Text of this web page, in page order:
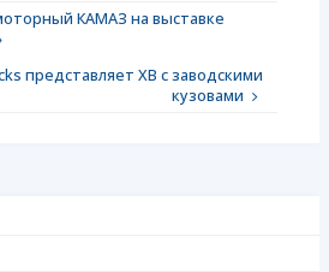
КАМАЗ на выставке
представляет XB с заводскими
кузовами